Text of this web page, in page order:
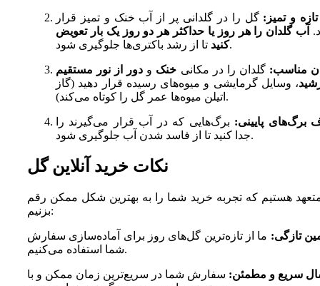
و تمیز: گل را در گلدانی پر از آب خنک و تمیز قرار
آب گلدان را هر روز یا حداکثر هر دو روز یک بار تعویض
کنیدتا از رشد باکتری‌ها جلوگیری شود.
مناسب: گلدان را در مکانی خنک و دور از نور مستقیم
، وسایل گرمایشی و میوه‌های رسیده قرار دهید (گاز
اتیلن میوه‌ها عمر گل را کوتاه می‌کند).
برگ‌های پایینی: برگ‌هایی که در آب قرار می‌گیرند را
جدا کنید تا از فاسد شدن آب جلوگیری شود.
نکات خرید آنلاین گل
هستیم که تجربه خرید شما را به بهترین شکل ممکن رقم
بزنیم:
تازگی: ما از تازه‌ترین گل‌های روز برای آماده‌سازی سفارش
شما استفاده می‌کنیم.
سریع و مطمئن: سفارش شما در سریع‌ترین زمان ممکن و با